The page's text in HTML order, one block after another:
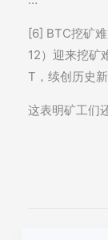
[6] BTC挖矿
12）迎来挖矿
T，续创历史新
这表明矿工们